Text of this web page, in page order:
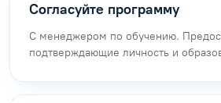
Согласуйте программу
С менеджером по обучению.
подтверждающие личность и